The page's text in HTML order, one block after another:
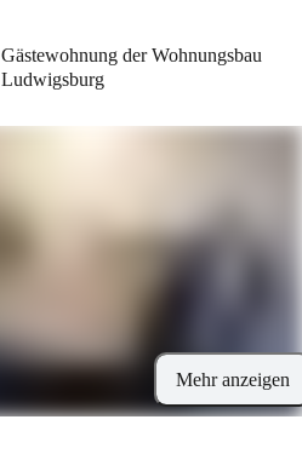
Gästewohnung der Wohnungsbau
Ludwigsburg
Mehr anzeigen